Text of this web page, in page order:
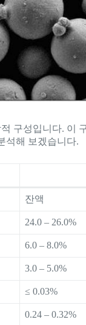
구성입니다. 이
석해 보겠습니다.
잔액
24.0 – 26.0%
6.0 – 8.0%
3.0 – 5.0%
≤ 0.03%
0.24 – 0.32%